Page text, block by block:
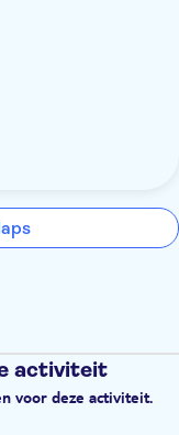
activiteit
voor deze activiteit.